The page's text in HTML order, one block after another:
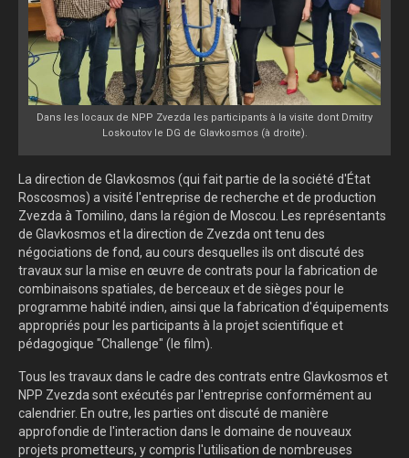
Dans les locaux de NPP Zvezda les participants à la visite dont Dmitry
Loskoutov le DG de Glavkosmos (à droite).
La direction de Glavkosmos (qui fait partie de la société d'État
Roscosmos) a visité l'entreprise de recherche et de production
Zvezda à Tomilino, dans la région de Moscou. Les représentants
de Glavkosmos et la direction de Zvezda ont tenu des
négociations de fond, au cours desquelles ils ont discuté des
travaux sur la mise en œuvre de contrats pour la fabrication de
combinaisons spatiales, de berceaux et de sièges pour le
programme habité indien, ainsi que la fabrication d'équipements
appropriés pour les participants à la projet scientifique et
pédagogique "Challenge" (le film).
Tous les travaux dans le cadre des contrats entre Glavkosmos et
NPP Zvezda sont exécutés par l'entreprise conformément au
calendrier. En outre, les parties ont discuté de manière
approfondie de l'interaction dans le domaine de nouveaux
projets prometteurs, y compris l'utilisation de nombreuses